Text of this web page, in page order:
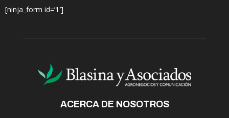
[ninja_form id=’1′]
ACERCA DE NOSOTROS